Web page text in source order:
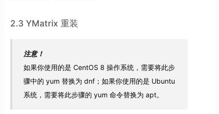
2.3 YMatrix 重装
注意！
如果你使用的是 CentOS 8 操作系统，需要将此步
骤中的 yum 替换为 dnf；如果你使用的是 Ubuntu
系统，需要将此步骤的 yum 命令替换为 apt。